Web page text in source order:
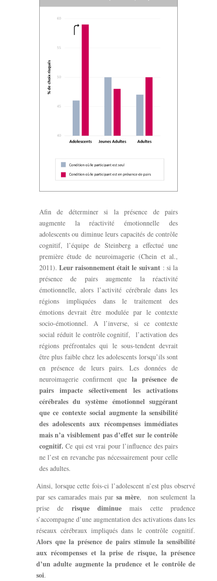
Afin de déterminer si la présence de pairs
augmente la réactivité émotionnelle des
adolescents ou diminue leurs capacités de contrôle
cognitif, l’équipe de Steinberg a effectué une
première étude de neuroimagerie (Chein et al.,
2011). Leur raisonnement était le suivant: si la
présence de pairs augmente la réactivité
émotionnelle, alors l’activité cérébrale dans les
régions impliquées dans le traitement des
émotions devrait être modulée par le contexte
socio-émotionnel. A l’inverse, si ce contexte
social réduit le contrôle cognitif, l’activation des
régions préfrontales qui le sous-tendent devrait
être plus faible chez les adolescents lorsqu’ils sont
en présence de leurs pairs. Les données de
neuroimagerie confirment que la présence de
pairs impacte sélectivement les activations
cérébrales du système émotionnel suggérant
que ce contexte social augmente la sensibilité
des adolescents aux récompenses immédiates
mais n’a visiblement pas d’effet sur le contrôle
cognitif. Ce qui est vrai pour l’influence des pairs
ne l’est en revanche pas nécessairement pour celle
des adultes.
Ainsi, lorsque cette fois-ci l’adolescent n’est plus observé
par ses camarades mais par sa mère, non seulement la
prise de risque diminue mais cette prudence
s’accompagne d’une augmentation des activations dans les
réseaux cérébraux impliqués dans le contrôle cognitif.
Alors que la présence de pairs stimule la sensibilité
aux récompenses et la prise de risque, la présence
d’un adulte augmente la prudence et le contrôle de
soi.